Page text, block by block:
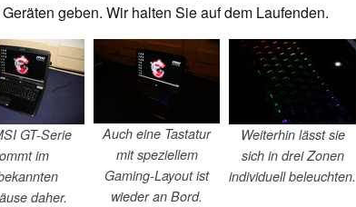
Geräten geben. Wir halten Sie auf dem Laufenden.
GT-Serie
im
daher.
Auch eine Tastatur
mit speziellem
Gaming-Layout ist
wieder an Bord.
Weiterhin lässt sie
sich in drei Zonen
individuell beleuchten.